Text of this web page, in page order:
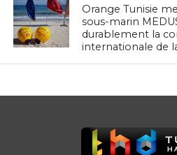
Orange Tunisie
sous-marin
durablement la
internationale de